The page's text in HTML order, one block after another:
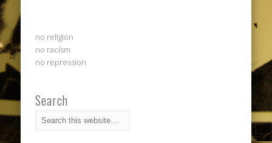
no religion
no racism
no repression
Search